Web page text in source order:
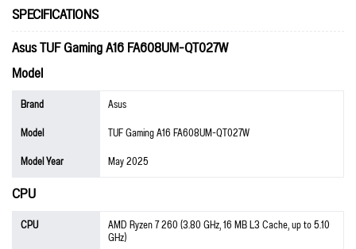
SPECIFICATIONS
Asus TUF Gaming A16 FA608UM-QT027W
Model
Brand
Asus
Model
TUF Gaming A16 FA608UM-QT027W
Model Year
May 2025
CPU
CPU AMD Ryzen 7 260 (3.80 GHz, 16 MB L3 Cache, up to 5.10
GHz)